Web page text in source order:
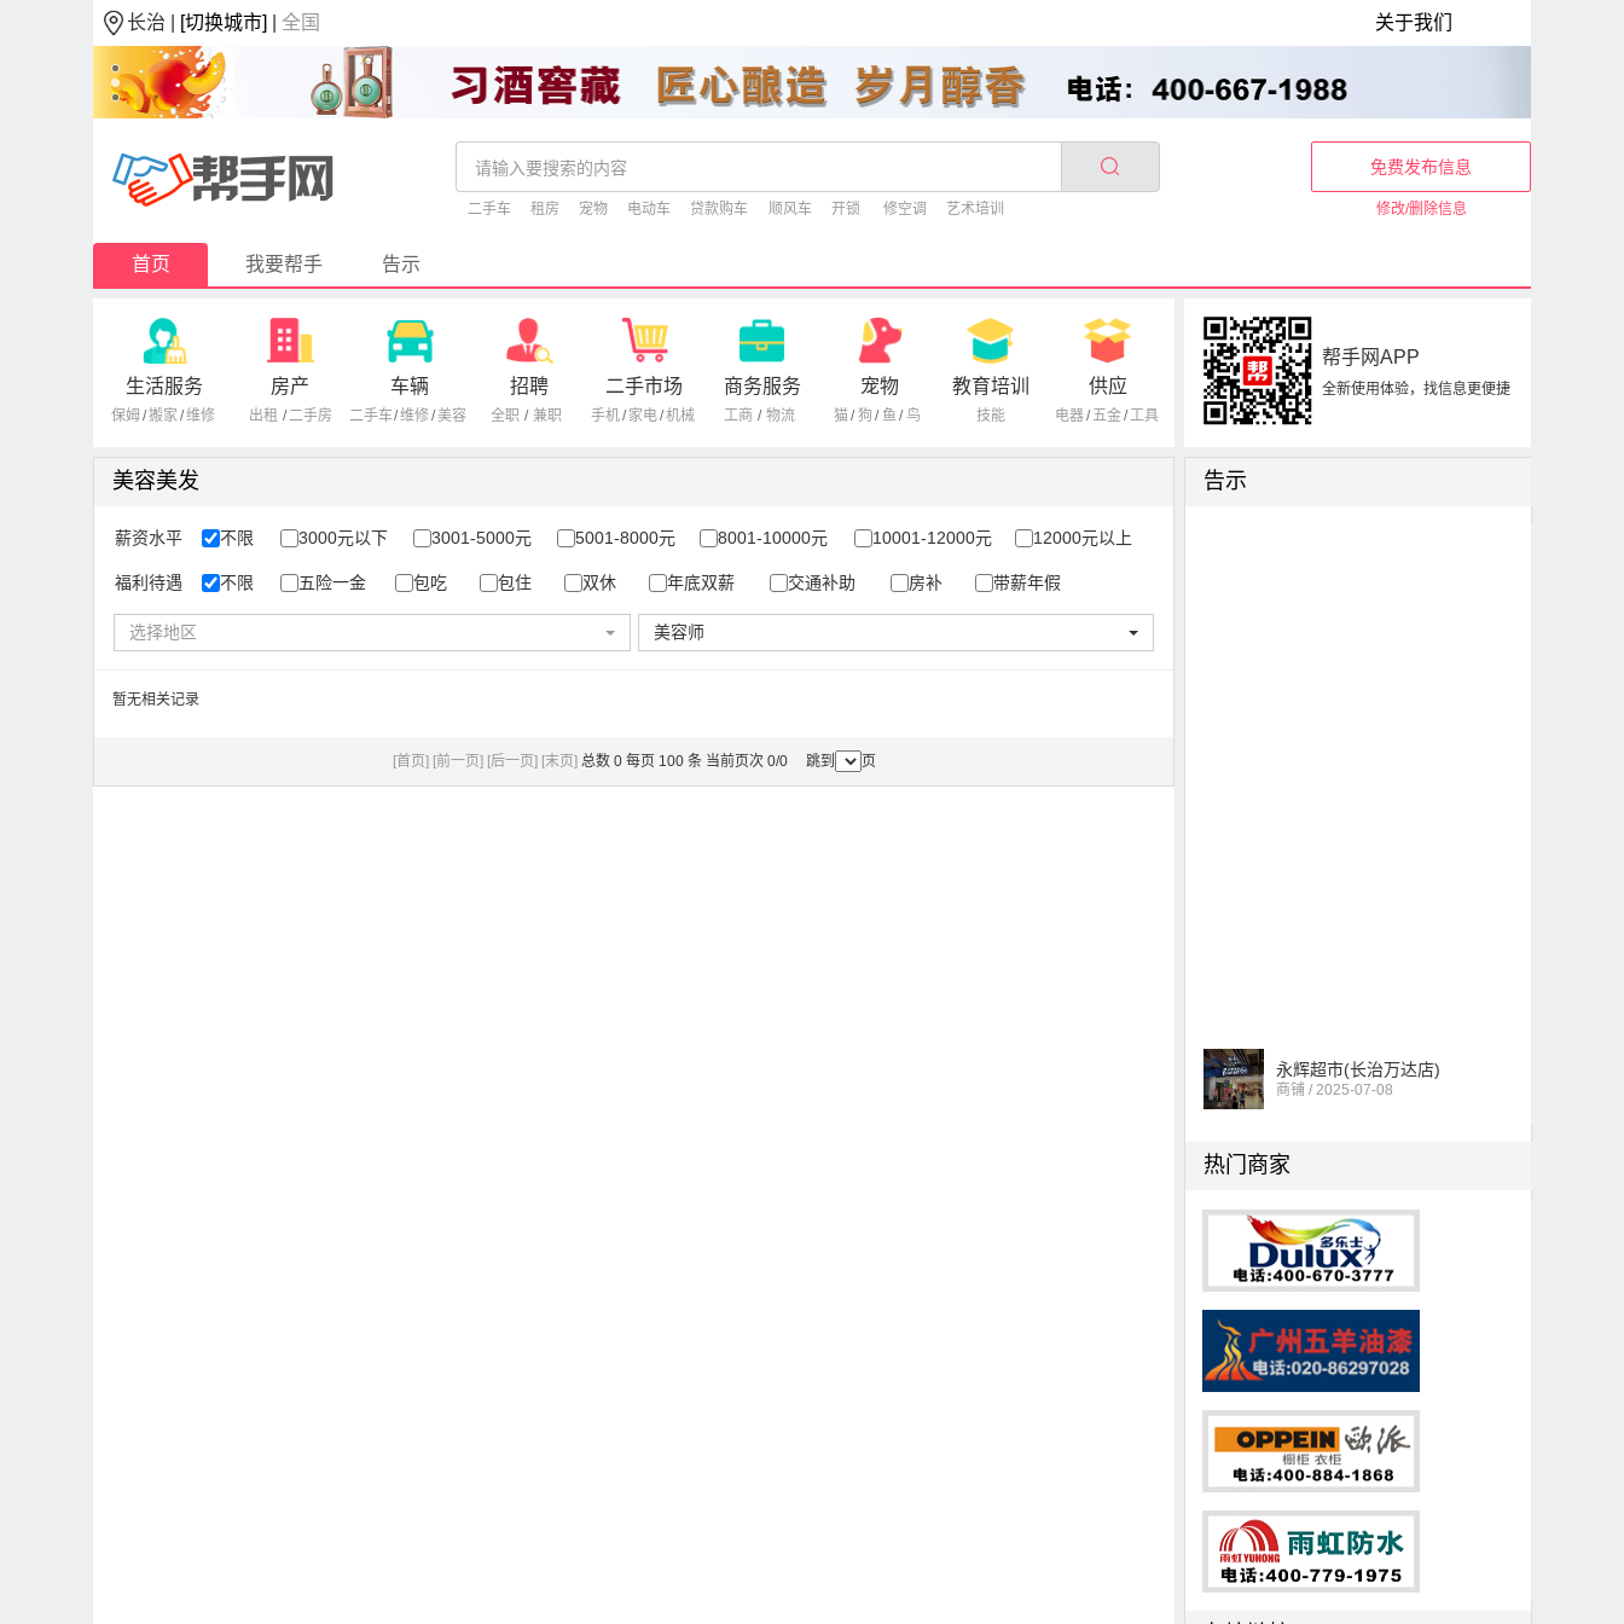
长治 | [切换城市] |全国 关于我们
二手车 租房 宠物 电动车 贷款购车 顺风车 开锁 修空调 艺术培训
免费发布信息
修改/删除信息
首页 我要帮手 告示
生活服务
保姆/搬家 /维修
房产
出租 /二手房
车辆
二手车/维修/美容
招聘
全职 / 兼职
二手市场
手机/ 家电/机械
商务服务
工商 / 物流
宠物
猫/ 狗 / 鱼 / 鸟
教育培训
技能
供应
电器/五金/工具
帮手网APP
全新使用体验，找信息更便捷
美容美发
薪资水平 不限 3000元以下 3001-5000元 5001-8000元 8001-10000元 10001-12000元 12000元以上
福利待遇 不限 五险一金 包吃 包住 双休 年底双薪 交通补助 房补 带薪年假
选择地区 美容师
暂无相关记录
[首页] [前一页] [后一页] [末页] 总数 0 每页 100 条 当前页次 0/0 跳到 页
告示
永辉超市(长治万达店)
商铺 / 2025-07-08
热门商家